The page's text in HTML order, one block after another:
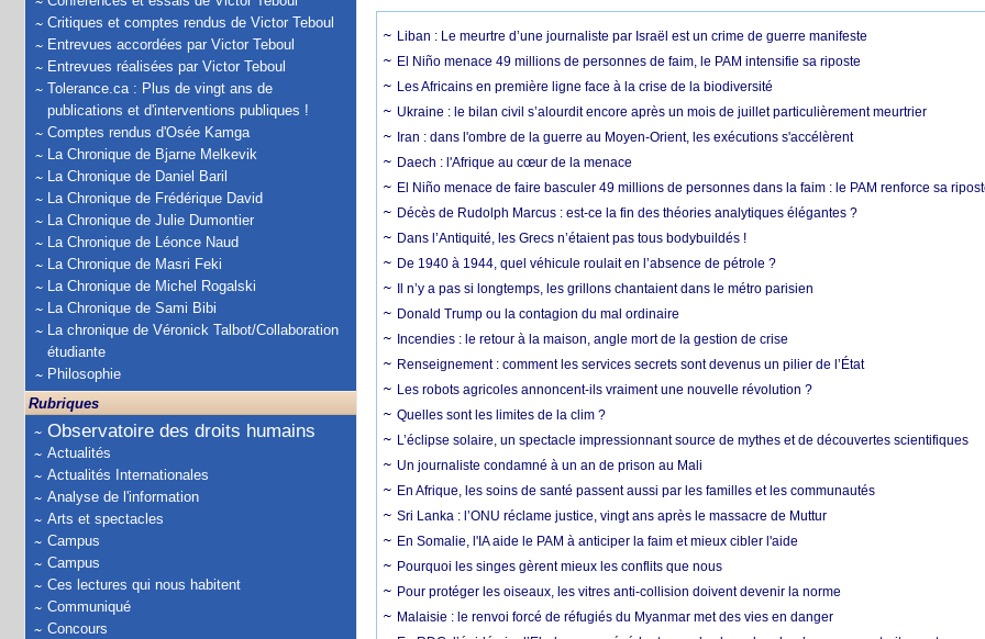
Critiques et comptes rendus de Victor Teboul
Entrevues accordées par Victor Teboul
Entrevues réalisées par Victor Teboul
Tolerance.ca : Plus de vingt ans de
publications et d'interventions publiques !
Comptes rendus d'Osée Kamga
La Chronique de Bjarne Melkevik
La Chronique de Daniel Baril
La Chronique de Frédérique David
La Chronique de Julie Dumontier
La Chronique de Léonce Naud
La Chronique de Masri Feki
La Chronique de Michel Rogalski
La Chronique de Sami Bibi
La chronique de Véronick Talbot/Collaboration
étudiante
Philosophie
Rubriques
Observatoire des droits humains
Actualités
Actualités Internationales
Analyse de l'information
Arts et spectacles
Campus
Campus
Ces lectures qui nous habitent
Communiqué
Concours
Liban : Le meurtre d’une journaliste par Israël est un crime de guerre manifeste
El Niño menace 49 millions de personnes de faim, le PAM intensifie sa riposte
Les Africains en première ligne face à la crise de la biodiversité
Ukraine : le bilan civil s’alourdit encore après un mois de juillet particulièrement meurtrier
Iran : dans l'ombre de la guerre au Moyen-Orient, les exécutions s'accélèrent
Daech : l'Afrique au cœur de la menace
El Niño menace de faire basculer 49 millions de personnes dans la faim : le PAM renforce sa
Décès de Rudolph Marcus : est-ce la fin des théories analytiques élégantes ?
Dans l’Antiquité, les Grecs n’étaient pas tous bodybuildés !
De 1940 à 1944, quel véhicule roulait en l’absence de pétrole ?
Il n’y a pas si longtemps, les grillons chantaient dans le métro parisien
Donald Trump ou la contagion du mal ordinaire
Incendies : le retour à la maison, angle mort de la gestion de crise
Renseignement : comment les services secrets sont devenus un pilier de l’État
Les robots agricoles annoncent-ils vraiment une nouvelle révolution ?
Quelles sont les limites de la clim ?
L’éclipse solaire, un spectacle impressionnant source de mythes et de découvertes scientifiques
Un journaliste condamné à un an de prison au Mali
En Afrique, les soins de santé passent aussi par les familles et les communautés
Sri Lanka : l’ONU réclame justice, vingt ans après le massacre de Muttur
En Somalie, l'IA aide le PAM à anticiper la faim et mieux cibler l'aide
Pourquoi les singes gèrent mieux les conflits que nous
Pour protéger les oiseaux, les vitres anti-collision doivent devenir la norme
Malaisie : le renvoi forcé de réfugiés du Myanmar met des vies en danger